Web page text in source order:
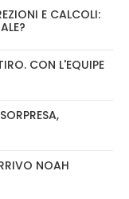
E CALCOLI:
CON L'EQUIPE
NOAH